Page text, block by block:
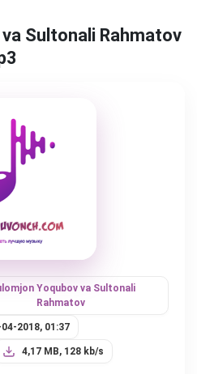
Sultonali Rahmatov
Yoqubov va Sultonali
Rahmatov
04-2018, 01:37
4,17 MB, 128 kb/s